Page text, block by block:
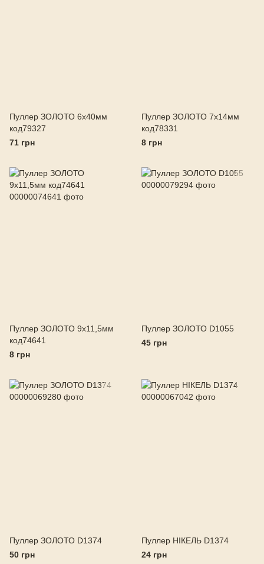
Пуллер ЗОЛОТО 6х40мм
код79327
71 грн
Пуллер ЗОЛОТО 7х14мм
код78331
8 грн
Пуллер ЗОЛОТО 9х11,5мм
код74641
8 грн
Пуллер ЗОЛОТО D1055
45 грн
Пуллер ЗОЛОТО D1374
50 грн
Пуллер НІКЕЛЬ D1374
24 грн